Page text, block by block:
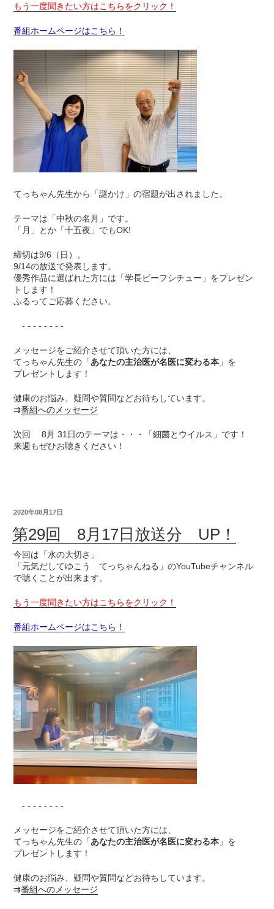
もう一度聞きたい方はこちらをクリック！
番組ホームページはこちら！
てっちゃん先生から「謎かけ」の宿題が出されました。
テーマは「中秋の名月」です。
「月」とか「十五夜」でもOK!
締切は9/6（日）。
9/14の放送で発表します。
優秀作品に選ばれた方には「学長ビーフシチュー」をプレゼン
トします！
ふるってご応募ください。
- - - - - - - -
メッセージをご紹介させて頂いた方には、
てっちゃん先生の「あなたの主治医が名医に変わる本 」を
プレゼントします！
健康のお悩み、疑問や質問などお待ちしています。
⇉番組へのメッセージ
次回 8月 31日のテーマは・・・「細菌とウイルス」です！
来週もぜひお聴きください！
2020年08月17日
第29回 8月17日放送分 UP！
今回は「水の大切さ」
「元気だしてゆこう てっちゃんねる」のYouTubeチャンネル
で聴くことが出来ます。
もう一度聞きたい方はこちらをクリック！
番組ホームページはこちら！
- - - - - - - -
メッセージをご紹介させて頂いた方には、
てっちゃん先生の「あなたの主治医が名医に変わる本 」を
プレゼントします！
健康のお悩み、疑問や質問などお待ちしています。
⇉番組へのメッセージ